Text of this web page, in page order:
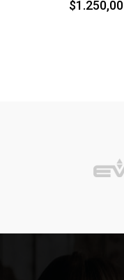
$1.250,00